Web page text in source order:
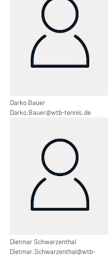
Darko Bauer
Darko.Bauer@wtb-tennis.de
Dietmar Schwarzenthal
Dietmar.Schwarzenthal@wtb-